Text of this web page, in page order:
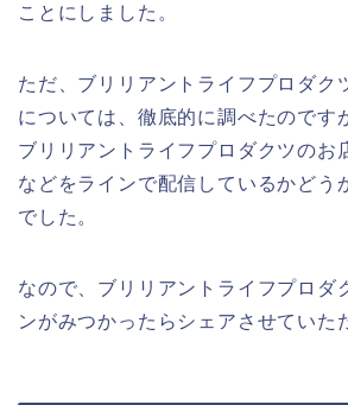
ことにしました。
ただ、ブリリアントライフプロダク
については、徹底的に調べたのです
ブリリアントライフプロダクツのお
などをラインで配信しているかどう
でした。
なので、ブリリアントライフプロダ
ンがみつかったらシェアさせていた